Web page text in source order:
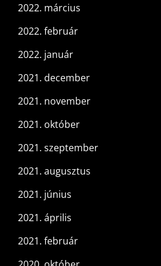
2022. március
2022. február
2022. január
2021. december
2021. november
2021. október
2021. szeptember
2021. augusztus
2021. június
2021. április
2021. február